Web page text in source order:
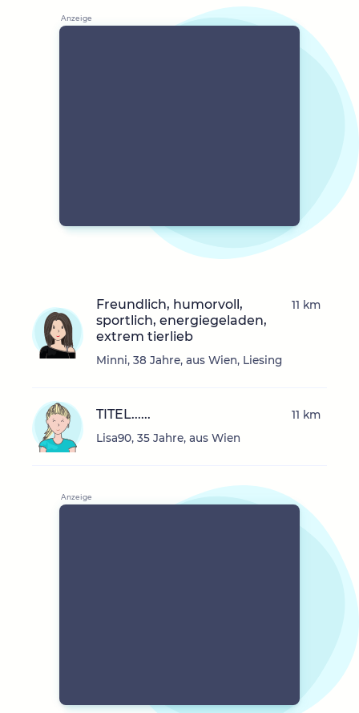
Freundlich, humorvoll,
sportlich, energiegeladen,
extrem tierlieb
Minni, 38 Jahre, aus Wien, Liesing
11 km
TITEL......
Lisa90, 35 Jahre, aus Wien
11 km